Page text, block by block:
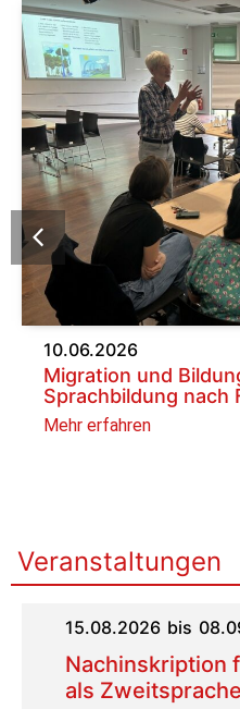
10.06.2026
Migration und
Sprachbildung nach
Mehr erfahren
Veranstaltungen
15.08.2026 bis
Nachinskription
als Zweitsprache